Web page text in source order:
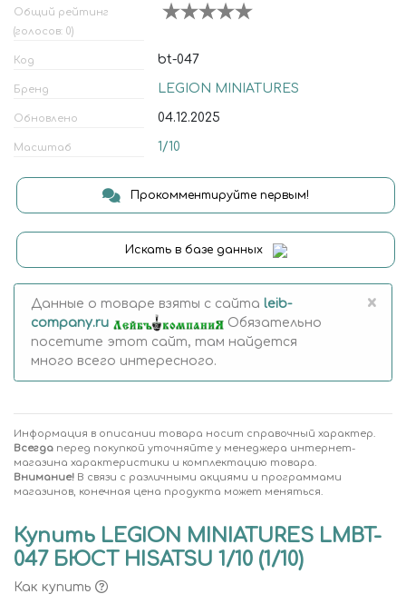
Общий рейтинг
(голосов: 0)
Код bt-047
Бренд LEGION MINIATURES
Обновлено 04.12.2025
Масштаб 1/10
Прокомментируйте первым!
Искать в базе данных
Данные о товаре взяты с сайта leib-
company.ru
Обязательно
посетите этот сайт, там найдется
много всего интересного.
×
Информация в описании товара носит справочный характер.
Всегда перед покупкой уточняйте у менеджера интернет-
магазина характеристики и комплектацию товара.
Внимание! В связи с различными акциями и программами
магазинов, конечная цена продукта может меняться.
Купить LEGION MINIATURES LMBT-
047 БЮСТ HISATSU 1/10 (1/10)
Как купить